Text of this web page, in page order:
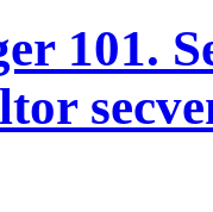
101.